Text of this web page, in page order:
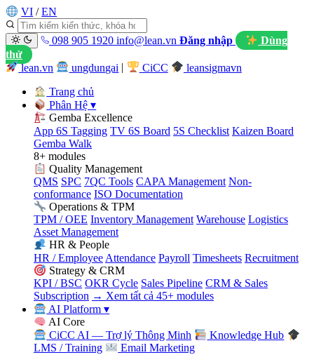
VI / EN
098 905 1920 info@lean.vn Đăng nhập
Dùng
thử
lean.vn
ungdungai CiCC leansigmavn
Trang chủ
Phân Hệ▾
Gemba Excellence
App 6S Tagging TV 6S Board 5S Checklist Kaizen Board
Gemba Walk
8+ modules
Quality Management
QMS SPC 7QC Tools CAPA Management Non-
conformance ISO Documentation
Operations & TPM
TPM / OEE Inventory Management Warehouse Logistics
Asset Management
HR & People
HR / Employee Attendance Payroll Timesheets Recruitment
Strategy & CRM
KPI / BSC OKR Cycle Sales Pipeline CRM & Sales
Subscription → Xem tất cả 45+ modules
AI Platform▾
AI Core
CiCC AI — Trợ lý Thông Minh
Knowledge Hub
LMS / Training
Email Marketing